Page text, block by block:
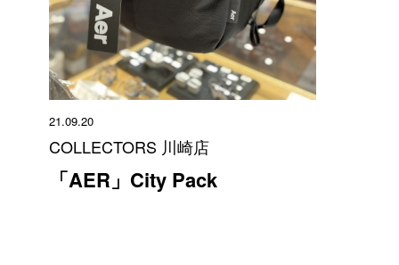
21.09.20
COLLECTORS 川崎店
「AER」City Pack